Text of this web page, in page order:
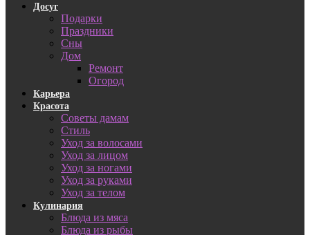
Досуг
Подарки
Праздники
Сны
Дом
Ремонт
Огород
Карьера
Красота
Советы дамам
Стиль
Уход за волосами
Уход за лицом
Уход за ногами
Уход за руками
Уход за телом
Кулинария
Блюда из мяса
Блюда из рыбы